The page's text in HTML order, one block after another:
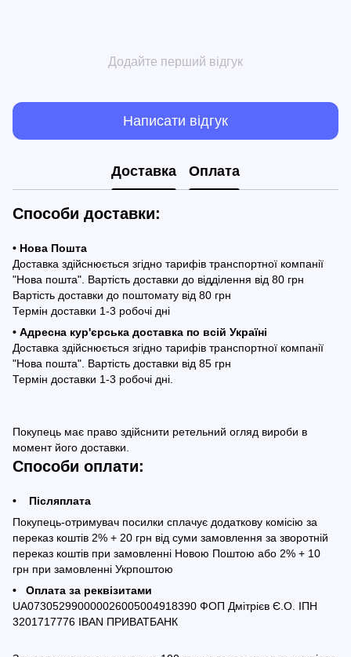
Додайте перший відгук
Написати відгук
Доставка Оплата
Способи доставки:
• Нова Пошта
Доставка здійснюється згідно тарифів транспортної компанії
"Нова пошта". Вартість доставки до відділення від 80 грн
Вартість доставки до поштомату від 80 грн
Термін доставки 1-3 робочі дні
• Адресна кур'єрська доставка по всій Україні
Доставка здійснюється згідно тарифів транспортної компанії
"Нова пошта". Вартість доставки від 85 грн
Термін доставки 1-3 робочі дні.
Покупець має право здійснити ретельний огляд вироби в
момент його доставки.
Способи оплати:
• Післяплата
Покупець-отримувач посилки сплачує додаткову комісію за
переказ коштів 2% + 20 грн від суми замовлення за зворотній
переказ коштів при замовленні Новою Поштою або 2% + 10
грн при замовленні Укрпоштою
• Оплата за реквізитами
UA073052990000026005004918390 ФОП Дмітрієв Є.О. ІПН
3201717776 IBAN ПРИВАТБАНК